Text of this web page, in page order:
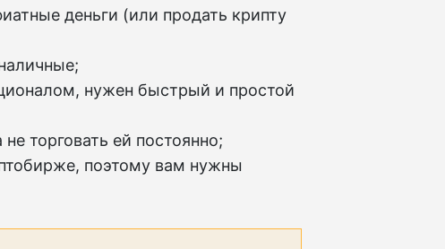
деньги (или продать крипту
нужен быстрый и простой
торговать ей постоянно;
поэтому вам нужны